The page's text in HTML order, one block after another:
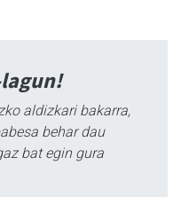
aldizkari bakarra,
behar dau
bat egin gura